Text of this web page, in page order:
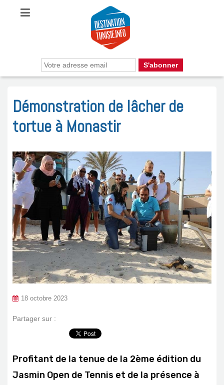
Démonstration de lâcher de
tortue à Monastir
18 octobre 2023
Partager sur :
Profitant de la tenue de la 2ème édition du
Jasmin Open de Tennis et de la présence à